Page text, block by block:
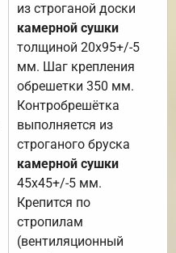
из строганой доски
камерной сушки
толщиной 20х95+/-5
мм. Шаг крепления
обрешетки 350 мм.
Контробрешётка
выполняется из
строганого бруска
камерной сушки
45х45+/-5 мм.
Крепится по
стропилам
(вентиляционный